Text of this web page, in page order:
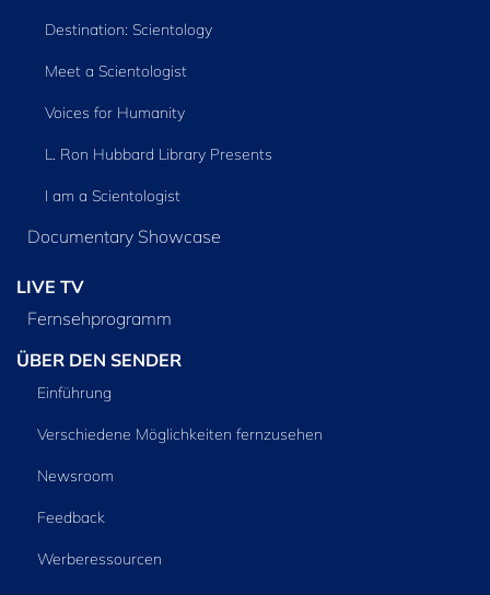
Destination: Scientology
Meet a Scientologist
Voices for Humanity
L. Ron Hubbard Library Presents
I am a Scientologist
Documentary Showcase
LIVE TV
Fernsehprogramm
ÜBER DEN SENDER
Einführung
Verschiedene Möglichkeiten fernzusehen
Newsroom
Feedback
Werberessourcen